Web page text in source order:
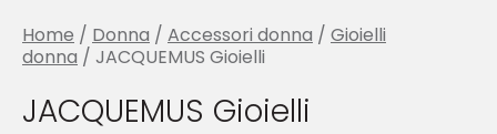
Home / Donna / Accessori donna / Gioielli
donna / JACQUEMUS Gioielli
JACQUEMUS Gioielli